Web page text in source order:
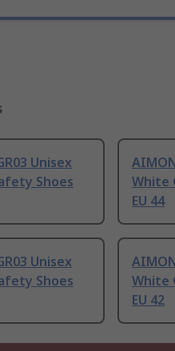
Unisex
Shoes
White
EU 44
Unisex
Shoes
White
EU 42